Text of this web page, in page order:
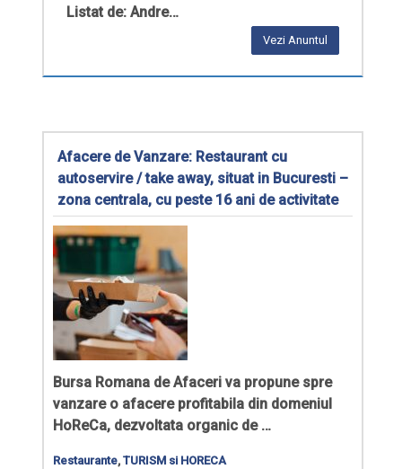
Listat de: Andre…
Vezi Anuntul
Afacere de Vanzare: Restaurant cu
autoservire / take away, situat in Bucuresti –
zona centrala, cu peste 16 ani de activitate
Bursa Romana de Afaceri va propune spre
vanzare o afacere profitabila din domeniul
HoReCa, dezvoltata organic de …
Restaurante, TURISM si HORECA